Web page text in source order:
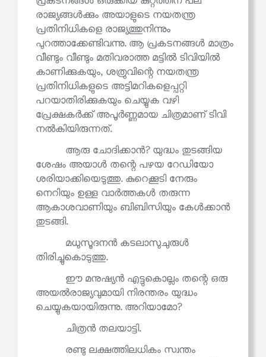
രാജ്യങ്ങൾക്കും അയാളുടെ നയതന്ത്ര
പ്രതിനിധികളെ രാജ്യത്തുനിന്നും
പുറത്താക്കേണ്ടിവന്നു. ആ പ്രകടനങ്ങൾ മാത്രം
വീണ്ടും വീണ്ടും മതിവരാത്ത മട്ടിൽ ടിവിയിൽ
കാണിക്കുകയും, ശത്രുവിന്റെ നയതന്ത്ര
പ്രതിനിധികളുടെ അട്ടിമറികളെപ്പറ്റി
പറയാതിരിക്കുകയും ചെയ്യുക വഴി
പ്രേക്ഷകർക്ക് അപൂർണ്ണമായ ചിത്രമാണ് ടിവി
നൽകിയിരുന്നത്.
ആരു ചോദിക്കാൻ? യുദ്ധം തുടങ്ങിയ
ശേഷം അയാൾ തന്റെ പഴയ റേഡിയോ
ശരിയാക്കിയെടുത്തു. കുറെക്കൂടി നേരും
നെറിയും ഉള്ള വാർത്തകൾ തരുന്ന
ആകാശവാണിയും ബിബിസിയും കേൾക്കാൻ
തുടങ്ങി.
മധുസൂദനൻ കടലാസുചുരുൾ
തിരിച്ചുകൊടുത്തു.
ഈ മനുഷ്യൻ എട്ടുകൊല്ലം തന്റെ ഒരു
അയൽരാജ്യവുമായി നിരന്തരം യുദ്ധം
ചെയ്യുകയായിരുന്നു. അറിയാമോ?
ചിത്രൻ തലയാട്ടി.
രണ്ടു ലക്ഷത്തിലധികം സ്വന്തം